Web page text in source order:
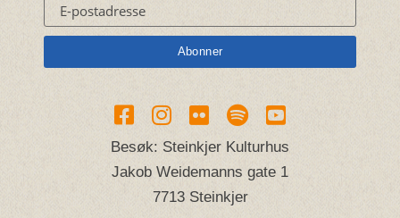
Besøk: Steinkjer Kulturhus
Jakob Weidemanns gate 1
7713 Steinkjer